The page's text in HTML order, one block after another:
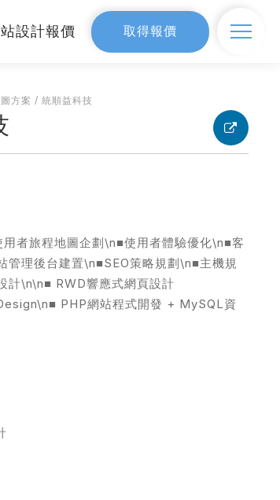
設計報價 取得報價
方案 / 統順益科技
者旅程地圖企劃\n■使用者體驗優化\n■客
管理後台建置\n■SEO策略規劃\n■主機規
計\n\n■ RWD響應式網頁設計
PHP網站程式開發 + MySQL資
網路行銷
設計案例
製作流程